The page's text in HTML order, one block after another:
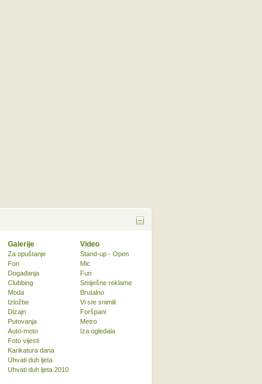
Galerije
Za opuštanje
Fun
Događanja
Clubbing
Moda
Izložbe
Dizajn
Putovanja
Auto-moto
Foto vijesti
Karikatura dana
Uhvati duh ljeta
Uhvati duh ljeta 2010
Video
Stand-up - Open
Mic
Fun
Smiješne reklame
Brutalno
Vi ste snimili
Foršpani
Metro
Iza ogledala